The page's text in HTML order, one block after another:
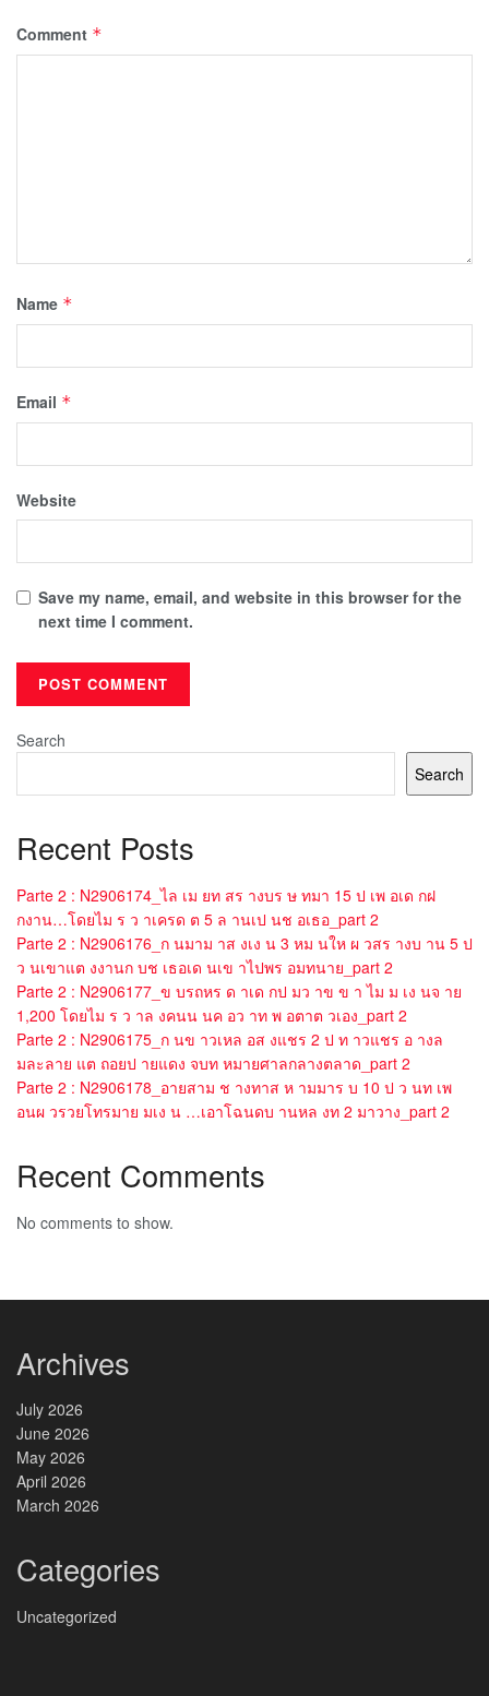
Comment *
Name *
Email *
Website
Save my name, email, and website in this browser for the
next time I comment.
Search
Search
Recent Posts
Parte 2 : N2906174_ไล เม ยท สร างบร ษ ทมา 15 ป เพ อเด กฝ
กงาน…โดยไม ร ว าเครด ต 5 ล านเป นช อเธอ_part 2
Parte 2 : N2906176_ก นมาม าส งเง น 3 หม นให ผ วสร างบ าน 5 ป
ว นเขาแต งงานก บช เธอเด นเข าไปพร อมทนาย_part 2
Parte 2 : N2906177_ข บรถหร ด าเด กป มว าข ข า ไม ม เง นจ าย
1,200 โดยไม ร ว าล งคนน นค อว าท พ อตาต วเอง_part 2
Parte 2 : N2906175_ก นข าวเหล อส งแชร 2 ป ท าวแชร อ างล
มละลาย แต ถอยป ายแดง จบท หมายศาลกลางตลาด_part 2
Parte 2 : N2906178_อายสาม ช างทาส ห ามมาร บ 10 ป ว นท เพ
อนผ วรวยโทรมาย มเง น …เอาโฉนดบ านหล งท 2 มาวาง_part 2
Recent Comments
No comments to show.
Archives
July 2026
June 2026
May 2026
April 2026
March 2026
Categories
Uncategorized